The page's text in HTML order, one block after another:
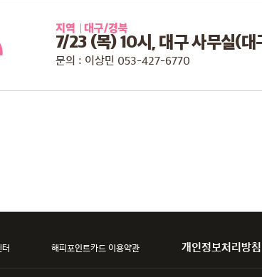
지역 대구/경북
7/23 (목) 10시, 대구 사무실(대
문의 : 이상민 053-427-6770
해피포인트카드 이용약관 개인정보처리방침